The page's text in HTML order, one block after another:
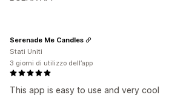
This app is easy to use and very cool
Serenade Me Candles
Stati Uniti
3 giorni di utilizzo dell’app